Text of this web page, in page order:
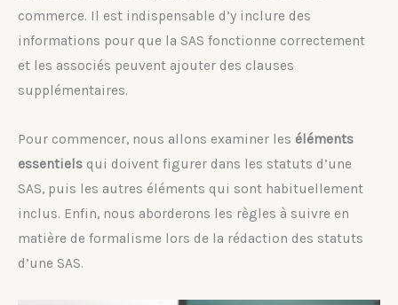
commerce. Il est indispensable d’y inclure des
informations pour que la SAS fonctionne correctement
et les associés peuvent ajouter des clauses
supplémentaires.
Pour commencer, nous allons examiner les éléments
essentiels qui doivent figurer dans les statuts d’une
SAS, puis les autres éléments qui sont habituellement
inclus. Enfin, nous aborderons les règles à suivre en
matière de formalisme lors de la rédaction des statuts
d’une SAS.